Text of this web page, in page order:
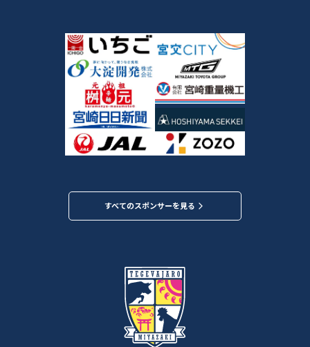
すべてのスポンサーを見る